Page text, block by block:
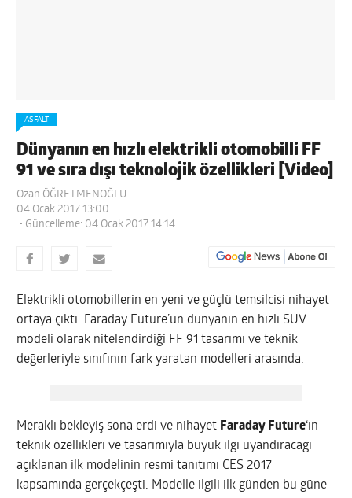
ASFALT
Dünyanın en hızlı elektrikli otomobilli FF
91 ve sıra dışı teknolojik özellikleri [Video]
Ozan ÖĞRETMENOĞLU
04 Ocak 2017 13:00
- Güncelleme: 04 Ocak 2017 14:14
Elektrikli otomobillerin en yeni ve güçlü temsilcisi nihayet
ortaya çıktı. Faraday Future’un dünyanın en hızlı SUV
modeli olarak nitelendirdiği FF 91 tasarımı ve teknik
değerleriyle sınıfının fark yaratan modelleri arasında.
Meraklı bekleyiş sona erdi ve nihayet Faraday Future‘ın
teknik özellikleri ve tasarımıyla büyük ilgi uyandıracağı
açıklanan ilk modelinin resmi tanıtımı CES 2017
kapsamında gerçekçeşti. Modelle ilgili ilk günden bu güne